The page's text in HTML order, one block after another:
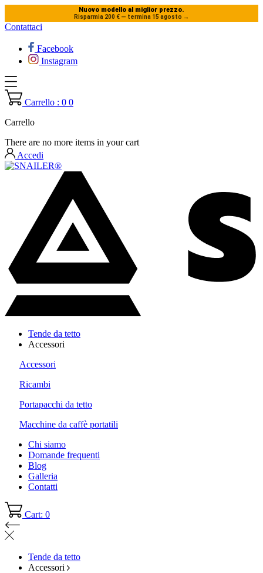
Nuovo modello al miglior prezzo.
Risparmia 200 € — termina 15 agosto →
Contattaci
Facebook
Instagram
Carrello : 0 0
Carrello
There are no more items in your cart
Accedi
Tende da tetto
Accessori
Accessori
Ricambi
Portapacchi da tetto
Macchine da caffè portatili
Chi siamo
Domande frequenti
Blog
Galleria
Contatti
Cart: 0
Tende da tetto
Accessori